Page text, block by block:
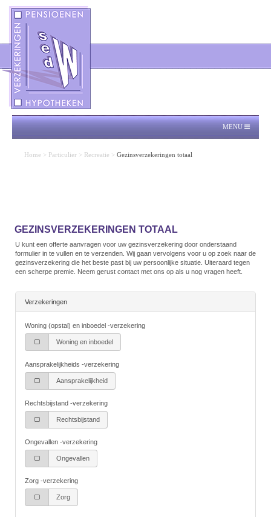
MENU
Home > Particulier > Recreatie > Gezinsverzekeringen totaal
GEZINSVERZEKERINGEN TOTAAL